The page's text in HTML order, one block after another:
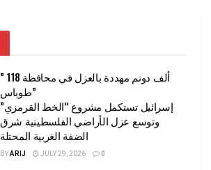
” 118 ألف دونم مهددة بالعزل في محافظة
طوباس”
إسرائيل تستكمل مشروع “الخط القرمزي”
وتوسع عزل الأراضي الفلسطينية شرق
الضفة الغربية المحتلة
BYARIJ JULY 29, 2026 0